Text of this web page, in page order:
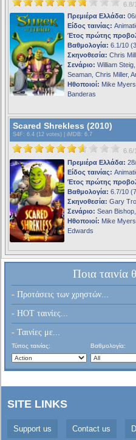
6.8/
Πρεμιέρα Ελλάδα:
Είδος ταινίας:
Έτος πρώτης
Βαθμολογία: 6.1/10
Σκηνοθεσία: Chris
Σενάριο: William
Seaman, Chris Miller,
Ηθοποιοί: Mike
Banderas
Scared Shrekless (2010)
S4F : 6.4 (12 votes) | iMDB: 6.7
6.6/
Πρεμιέρα Ελλάδα:
Είδος ταινίας:
Έτος πρώτης
Βαθμολογία: 6.7/10
Σκηνοθεσία: Gary
Σενάριο: Sean
Ηθοποιοί: Mike
Edwards
Ποια ταινία
- Προτάσεις των χρηστών...
- HOT ταινίες...
- Ταινίες με...
Τύπος ταινίας: Βαθμολογία:
SITE LINKS
Support us Contact us